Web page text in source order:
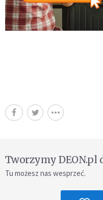
Tworzymy DEON.pl
Tu możesz nas wesprzeć.